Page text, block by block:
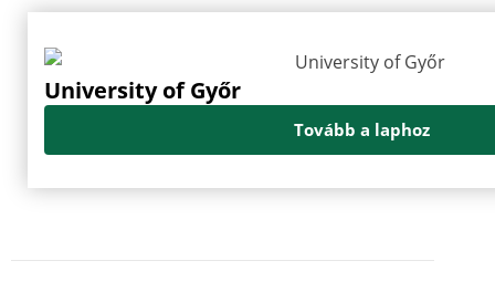
University of Győr
Tovább a laphoz